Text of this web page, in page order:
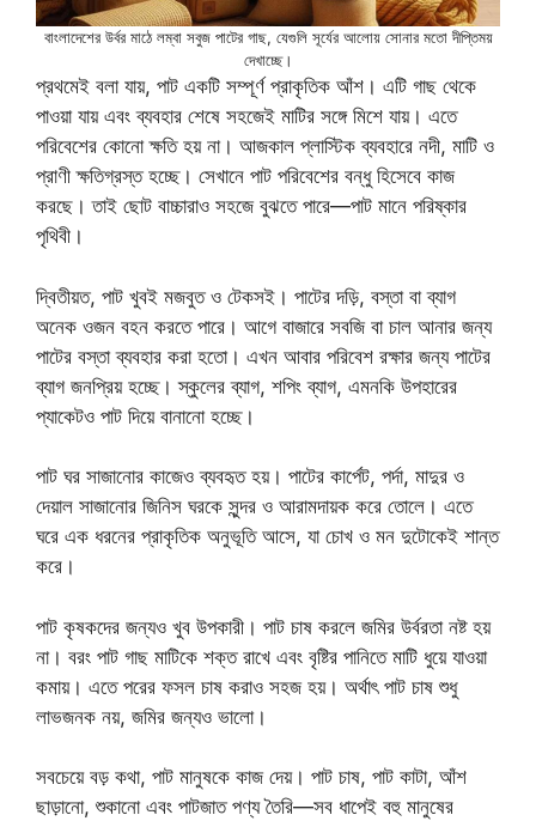
বাংলাদেশের উর্বর মাঠে লম্বা সবুজ পাটের গাছ, যেগুলি সূর্যের আলোয় সোনার মতো দীপ্তিময়
দেখাচ্ছে।
প্রথমেই বলা যায়, পাট একটি সম্পূর্ণ প্রাকৃতিক আঁশ। এটি গাছ থেকে
পাওয়া যায় এবং ব্যবহার শেষে সহজেই মাটির সঙ্গে মিশে যায়। এতে
পরিবেশের কোনো ক্ষতি হয় না। আজকাল প্লাস্টিক ব্যবহারে নদী, মাটি ও
প্রাণী ক্ষতিগ্রস্ত হচ্ছে। সেখানে পাট পরিবেশের বন্ধু হিসেবে কাজ
করছে। তাই ছোট বাচ্চারাও সহজে বুঝতে পারে—পাট মানে পরিষ্কার
পৃথিবী।
দ্বিতীয়ত, পাট খুবই মজবুত ও টেকসই। পাটের দড়ি, বস্তা বা ব্যাগ
অনেক ওজন বহন করতে পারে। আগে বাজারে সবজি বা চাল আনার জন্য
পাটের বস্তা ব্যবহার করা হতো। এখন আবার পরিবেশ রক্ষার জন্য পাটের
ব্যাগ জনপ্রিয় হচ্ছে। স্কুলের ব্যাগ, শপিং ব্যাগ, এমনকি উপহারের
প্যাকেটও পাট দিয়ে বানানো হচ্ছে।
পাট ঘর সাজানোর কাজেও ব্যবহৃত হয়। পাটের কার্পেট, পর্দা, মাদুর ও
দেয়াল সাজানোর জিনিস ঘরকে সুন্দর ও আরামদায়ক করে তোলে। এতে
ঘরে এক ধরনের প্রাকৃতিক অনুভূতি আসে, যা চোখ ও মন দুটোকেই শান্ত
করে।
পাট কৃষকদের জন্যও খুব উপকারী। পাট চাষ করলে জমির উর্বরতা নষ্ট হয়
না। বরং পাট গাছ মাটিকে শক্ত রাখে এবং বৃষ্টির পানিতে মাটি ধুয়ে যাওয়া
কমায়। এতে পরের ফসল চাষ করাও সহজ হয়। অর্থাৎ পাট চাষ শুধু
লাভজনক নয়, জমির জন্যও ভালো।
সবচেয়ে বড় কথা, পাট মানুষকে কাজ দেয়। পাট চাষ, পাট কাটা, আঁশ
ছাড়ানো, শুকানো এবং পাটজাত পণ্য তৈরি—সব ধাপেই বহু মানুষের